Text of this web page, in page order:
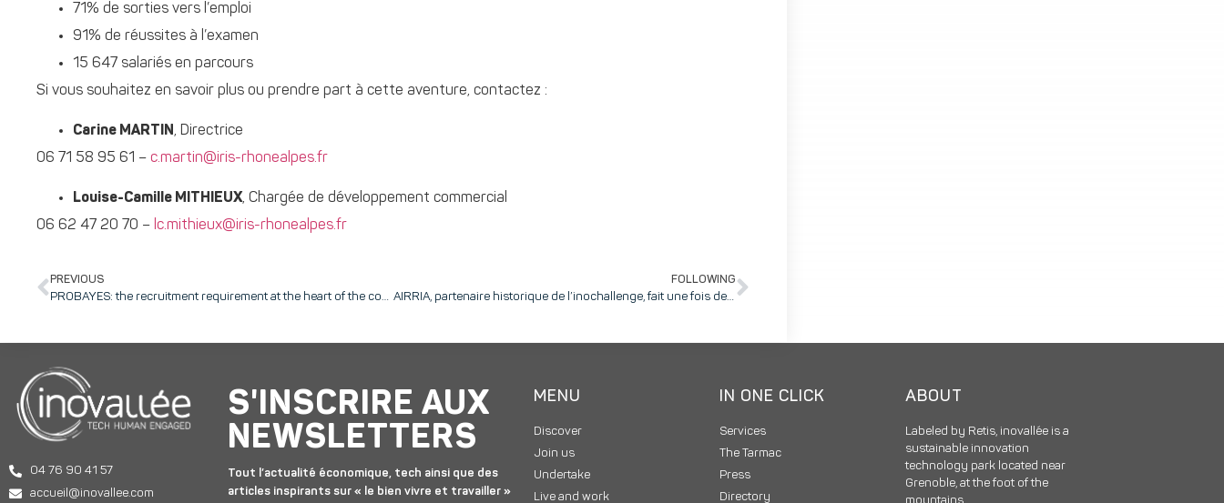
71% de sorties vers l’emploi
91% de réussites à l’examen
15 647 salariés en parcours
Si vous souhaitez en savoir plus ou prendre part à cette aventure, contactez :
Carine MARTIN , Directrice
06 71 58 95 61 – c.martin@iris-rhonealpes.fr
Louise-Camille MITHIEUX, Chargée de développement commercial
06 62 47 20 70 – lc.mithieux@iris-rhonealpes.fr
PREVIOUS
PROBAYES: the recruitment requirement at the heart of the company's strategy, to guarantee scientific and technical excellence and human qualities, keys to quality of life at work
FOLLOWING
AIRRIA, partenaire historique de l’inochallenge, fait une fois de plus la preuve de la force de son esprit d’équipe.
04 76 90 41 57
accueil@inovallee.com
S'INSCRIRE AUX
NEWSLETTERS
Tout l’actualité économique, tech ainsi que des
articles inspirants sur « le bien vivre et travailler »
MENU
Discover
Join us
Undertake
Live and work
IN ONE CLICK
Services
The Tarmac
Press
Directory
ABOUT
Labeled by Retis, inovallée is a
sustainable innovation
technology park located near
Grenoble, at the foot of the
mountains.